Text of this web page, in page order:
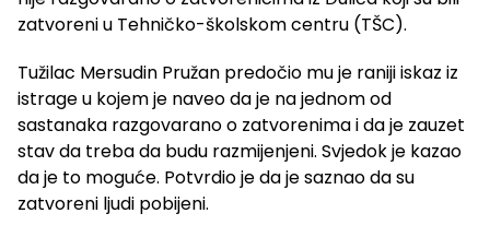
zatvoreni u Tehničko-školskom centru (TŠC).
Tužilac Mersudin Pružan predočio mu je raniji iskaz iz
istrage u kojem je naveo da je na jednom od
sastanaka razgovarano o zatvorenima i da je zauzet
stav da treba da budu razmijenjeni. Svjedok je kazao
da je to moguće. Potvrdio je da je saznao da su
zatvoreni ljudi pobijeni.